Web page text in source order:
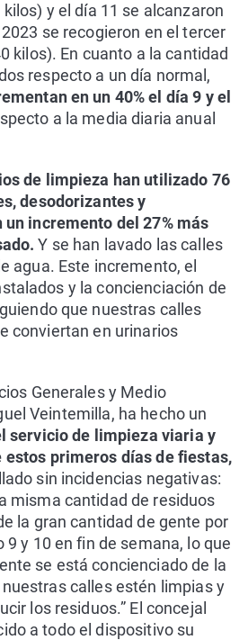
y el día 11 se alcanzaron
se recogieron en el tercer
kilos). En cuanto a la cantidad
respecto a un día normal,
en un 40% el día 9 y el
a la media diaria anual
de limpieza han utilizado 76
desodorizantes y
incremento del 27% más
Y se han lavado las calles
agua. Este incremento, el
y la concienciación de
que nuestras calles
conviertan en urinarios
Generales y Medio
Veintemilla, ha hecho un
servicio de limpieza viaria y
estos primeros días de fiestas,
sin incidencias negativas:
misma cantidad de residuos
la gran cantidad de gente por
9 y 10 en fin de semana, lo que
se está concienciado de la
calles estén limpias y
los residuos.” El concejal
a todo el dispositivo su